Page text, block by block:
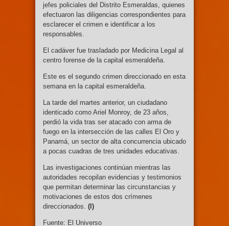
jefes policiales del Distrito Esmeraldas, quienes
efectuaron las diligencias correspondientes para
esclarecer el crimen e identificar a los
responsables.
El cadáver fue trasladado por Medicina Legal al
centro forense de la capital esmeraldeña.
Este es el segundo crimen direccionado en esta
semana en la capital esmeraldeña.
La tarde del martes anterior, un ciudadano
identicado como Ariel Monroy, de 23 años,
perdió la vida tras ser atacado con arma de
fuego en la intersección de las calles El Oro y
Panamá, un sector de alta concurrencia ubicado
a pocas cuadras de tres unidades educativas.
Las investigaciones continúan mientras las
autoridades recopilan evidencias y testimonios
que permitan determinar las circunstancias y
motivaciones de estos dos crímenes
direccionados. (I)
Fuente: El Universo